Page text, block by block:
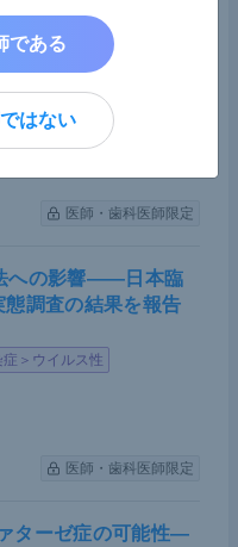
支援――日本癌学
ト開催
究員／慶應義塾大学医
医師・歯科医師限定
への影響――日本臨
調査の結果を報告
症＞ウイルス性
医師・歯科医師限定
ターゼ症の可能性―
はない
である